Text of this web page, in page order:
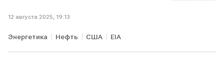
12 августа 2025, 19:13
Энергетика Нефть США EIA